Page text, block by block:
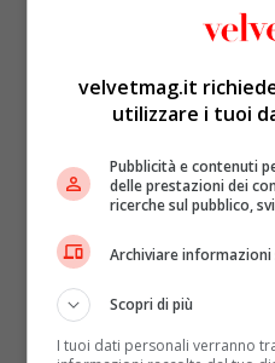
velvetmag.it
utilizzare i tuoi
Pubblicità e contenuti
delle prestazioni dei
ricerche sul pubblico,
Archiviare
Scopri di più
I tuoi dati personali verranno